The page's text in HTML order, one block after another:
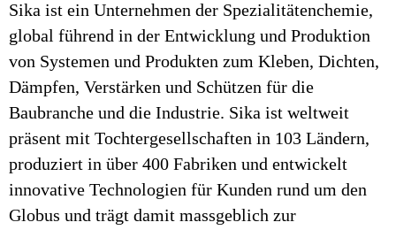
Sika ist ein Unternehmen der Spezialitätenchemie,
global führend in der Entwicklung und Produktion
von Systemen und Produkten zum Kleben, Dichten,
Dämpfen, Verstärken und Schützen für die
Baubranche und die Industrie. Sika ist weltweit
präsent mit Tochtergesellschaften in 103 Ländern,
produziert in über 400 Fabriken und entwickelt
innovative Technologien für Kunden rund um den
Globus und trägt damit massgeblich zur